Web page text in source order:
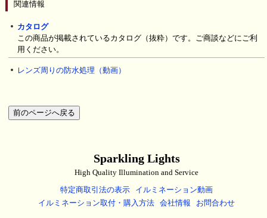
関連情報
カタログ
この商品が掲載されているカタログ（抜粋）です。ご商談などにご利
用ください。
レンズ周りの防水処理（動画）
Sparkling Lights
High Quality Illumination and Service
特定商取引法の表示 イルミネーション動画
イルミネーション取付・購入方法 会社情報 お問合わせ